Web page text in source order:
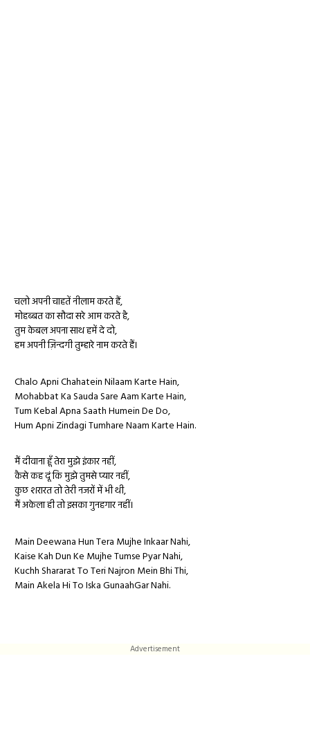
चलो अपनी चाहतें नीलाम करते हैं,
मोहब्बत का सौदा सरे आम करते है,
तुम केबल अपना साथ हमें दे दो,
हम अपनी ज़िन्दगी तुम्हारे नाम करते हैं।
Chalo Apni Chahatein Nilaam Karte Hain,
Mohabbat Ka Sauda Sare Aam Karte Hain,
Tum Kebal Apna Saath Humein De Do,
Hum Apni Zindagi Tumhare Naam Karte Hain.
​मैं ​दीवाना हूँ तेरा मुझे इंकार नहीं​,
कैसे कह दूं कि मुझे तुमसे प्यार नहीं,
कुछ शरारत तो तेरी नजरों में भी थी,
मैं अकेला ही तो इसका गुनहगार नहीं।
Main Deewana Hun Tera Mujhe Inkaar Nahi,
Kaise Kah Dun Ke Mujhe Tumse Pyar Nahi,
Kuchh Shararat To Teri Najron Mein Bhi Thi,
Main Akela Hi To Iska GunaahGar Nahi.
Advertisement